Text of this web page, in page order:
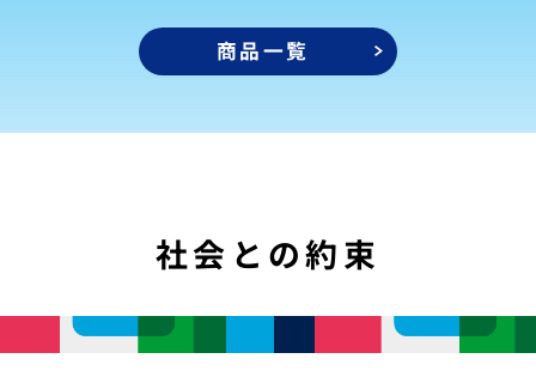
商品一覧
社会との約束